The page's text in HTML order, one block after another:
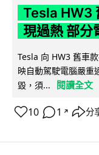
Tesla HW3
現過熱 部分
Tesla 向 HW3 舊車
映自動駕駛電腦嚴重
毀，須...
閱讀全文
10 1 ↗ 分